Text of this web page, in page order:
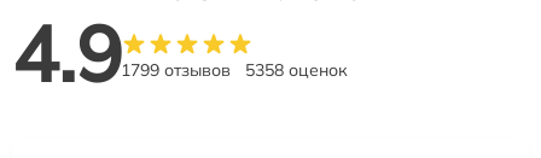
4.91799 отзывов 5358 оценок